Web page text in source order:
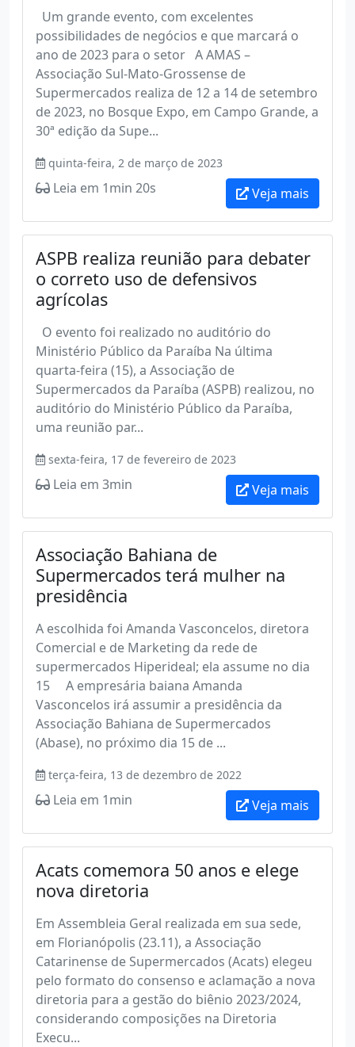
Um grande evento, com excelentes
possibilidades de negócios e que marcará o
ano de 2023 para o setor A AMAS –
Associação Sul-Mato-Grossense de
Supermercados realiza de 12 a 14 de setembro
de 2023, no Bosque Expo, em Campo Grande, a
30ª edição da Supe...
quinta-feira, 2 de março de 2023
Leia em 1min 20s Veja mais
ASPB realiza reunião para debater
o correto uso de defensivos
agrícolas
O evento foi realizado no auditório do
Ministério Público da Paraíba Na última
quarta-feira (15), a Associação de
Supermercados da Paraíba (ASPB) realizou, no
auditório do Ministério Público da Paraíba,
uma reunião par...
sexta-feira, 17 de fevereiro de 2023
Leia em 3min Veja mais
Associação Bahiana de
Supermercados terá mulher na
presidência
A escolhida foi Amanda Vasconcelos, diretora
Comercial e de Marketing da rede de
supermercados Hiperideal; ela assume no dia
15 A empresária baiana Amanda
Vasconcelos irá assumir a presidência da
Associação Bahiana de Supermercados
(Abase), no próximo dia 15 de ...
terça-feira, 13 de dezembro de 2022
Leia em 1min Veja mais
Acats comemora 50 anos e elege
nova diretoria
Em Assembleia Geral realizada em sua sede,
em Florianópolis (23.11), a Associação
Catarinense de Supermercados (Acats) elegeu
pelo formato do consenso e aclamação a nova
diretoria para a gestão do biênio 2023/2024,
considerando composições na Diretoria
Execu...